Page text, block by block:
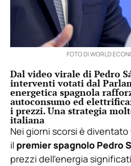
FOTO DI WORLD
Dal video virale di Pedro
interventi votati dal
energetica spagnola
autoconsumo ed
i prezzi. Una strategia
italiana
Nei giorni scorsi è
il premier spagnolo Pedro
prezzi dell’energia